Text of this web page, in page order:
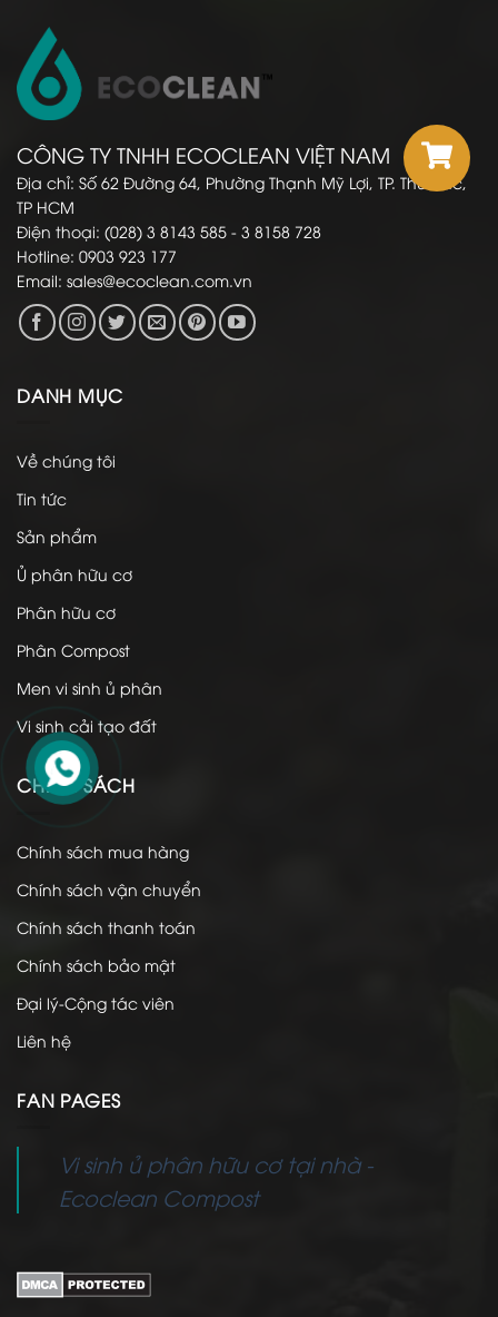
CÔNG TY TNHH ECOCLEAN VIỆT NAM
Địa chỉ: Số 62 Đường 64, Phường Thạnh Mỹ Lợi, TP. Thủ Đức,
TP HCM
Điện thoại: (028) 3 8143 585 - 3 8158 728
Hotline: 0903 923 177
Email: sales@ecoclean.com.vn
DANH MỤC
Về chúng tôi
Tin tức
Sản phẩm
Ủ phân hữu cơ
Phân hữu cơ
Phân Compost
Men vi sinh ủ phân
Vi sinh cải tạo đất
CHÍNH SÁCH
Chính sách mua hàng
Chính sách vận chuyển
Chính sách thanh toán
Chính sách bảo mật
Đại lý-Cộng tác viên
Liên hệ
FAN PAGES
Vi sinh ủ phân hữu cơ tại nhà -
Ecoclean Compost